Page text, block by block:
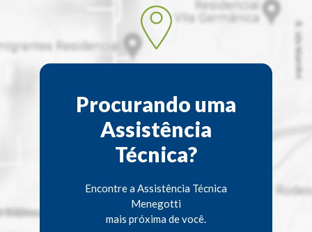
Procurando uma
Assistência
Técnica?
Encontre a Assistência Técnica
Menegotti
mais próxima de você.